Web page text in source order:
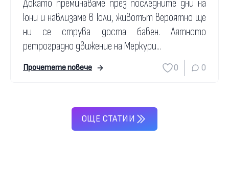
Докато преминаваме през последните дни на
юни и навлизаме в юли, животът вероятно ще
ни се струва доста бавен. Лятното
ретроградно движение на Меркури...
Прочетете повече 0 0
ОЩЕ СТАТИИ